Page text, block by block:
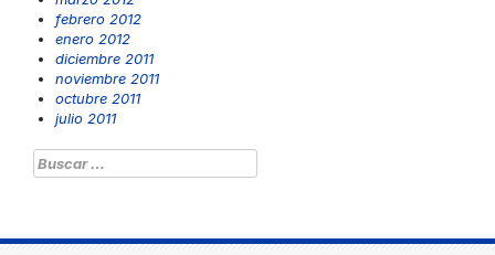
febrero 2012
enero 2012
diciembre 2011
noviembre 2011
octubre 2011
julio 2011
Buscar: